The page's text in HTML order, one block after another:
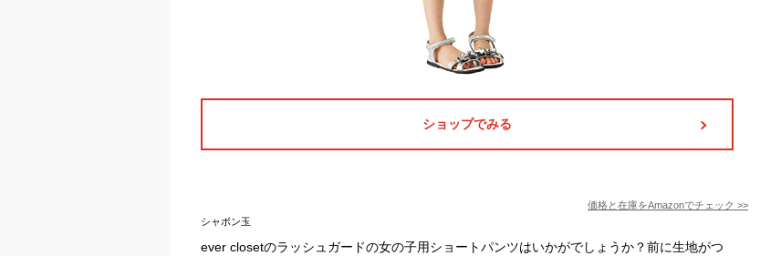
ショップでみる
価格と在庫をAmazonでチェック >>
シャボン玉
ever closetのラッシュガードの女の子用ショートパンツはいかがでしょうか？前に生地がつ